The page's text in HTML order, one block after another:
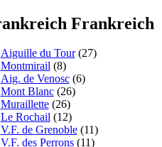
Frankreich
Aiguille du Tour(27)
Montmirail(8)
Aig. de Venosc(6)
Mont Blanc(26)
Muraillette(26)
Le Rochail(12)
V.F. de Grenoble(11)
V.F. des Perrons(11)